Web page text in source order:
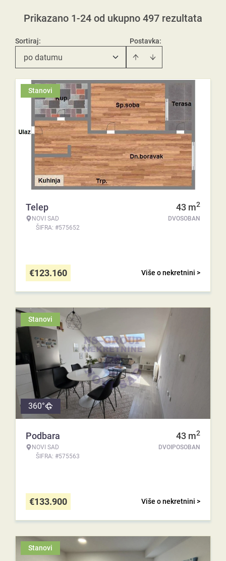
Prikazano 1-24 od ukupno 497 rezultata
Postavka:
Sortiraj:
po datumu
Stanovi
Telep
NOVI SAD
ŠIFRA: #575652
43 m2
DVOSOBAN
Više o nekretnini >
€123.160
Stanovi
360°
Podbara
NOVI SAD
ŠIFRA: #575563
43 m2
DVOIPOSOBAN
Više o nekretnini >
€133.900
Stanovi